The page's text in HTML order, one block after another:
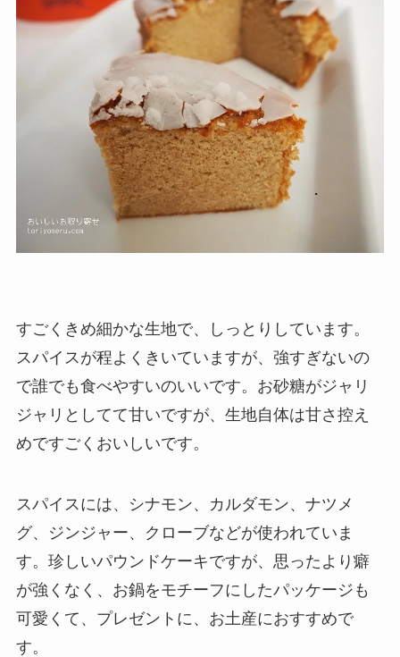
すごくきめ細かな生地で、しっとりしています。
スパイスが程よくきいていますが、強すぎないの
で誰でも食べやすいのいいです。お砂糖がジャリ
ジャリとしてて甘いですが、生地自体は甘さ控え
めですごくおいしいです。
スパイスには、シナモン、カルダモン、ナツメ
グ、ジンジャー、クローブなどが使われていま
す。珍しいパウンドケーキですが、思ったより癖
が強くなく、お鍋をモチーフにしたパッケージも
可愛くて、プレゼントに、お土産におすすめで
す。